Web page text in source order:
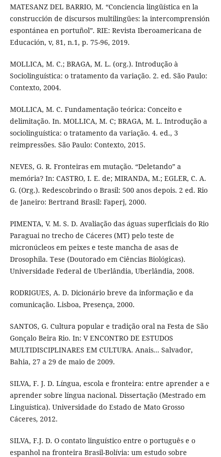
MATESANZ DEL BARRIO, M. “Conciencia lingüística en la
construcción de discursos multilingües: la intercomprensión
espontánea en portuñol”. RIE: Revista Iberoamericana de
Educación, v, 81, n.1, p. 75-96, 2019.
MOLLICA, M. C.; BRAGA, M. L. (org.). Introdução à
Sociolinguística: o tratamento da variação. 2. ed. São Paulo:
Contexto, 2004.
MOLLICA, M. C. Fundamentação teórica: Conceito e
delimitação. In. MOLLICA, M. C; BRAGA, M. L. Introdução a
sociolinguística: o tratamento da variação. 4. ed., 3
reimpressões. São Paulo: Contexto, 2015.
NEVES, G. R. Fronteiras em mutação. “Deletando” a
memória? In: CASTRO, I. E. de; MIRANDA, M.; EGLER, C. A.
G. (Org.). Redescobrindo o Brasil: 500 anos depois. 2 ed. Rio
de Janeiro: Bertrand Brasil: Faperj, 2000.
PIMENTA, V. M. S. D. Avaliação das águas superficiais do Rio
Paraguai no trecho de Cáceres (MT) pelo teste de
micronúcleos em peixes e teste mancha de asas de
Drosophila. Tese (Doutorado em Ciências Biológicas).
Universidade Federal de Uberlândia, Uberlândia, 2008.
RODRIGUES, A. D. Dicionário breve da informação e da
comunicação. Lisboa, Presença, 2000.
SANTOS, G. Cultura popular e tradição oral na Festa de São
Gonçalo Beira Rio. In: V ENCONTRO DE ESTUDOS
MULTIDISCIPLINARES EM CULTURA. Anais... Salvador,
Bahia, 27 a 29 de maio de 2009.
SILVA, F. J. D. Língua, escola e fronteira: entre aprender a e
aprender sobre língua nacional. Dissertação (Mestrado em
Linguística). Universidade do Estado de Mato Grosso
Cáceres, 2012.
SILVA, F.J. D. O contato linguístico entre o português e o
espanhol na fronteira Brasil-Bolívia: um estudo sobre